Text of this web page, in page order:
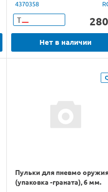
4370358
Т 280
Нет в наличии
Пульки для пневмо
(упаковка -граната), 6 мм.